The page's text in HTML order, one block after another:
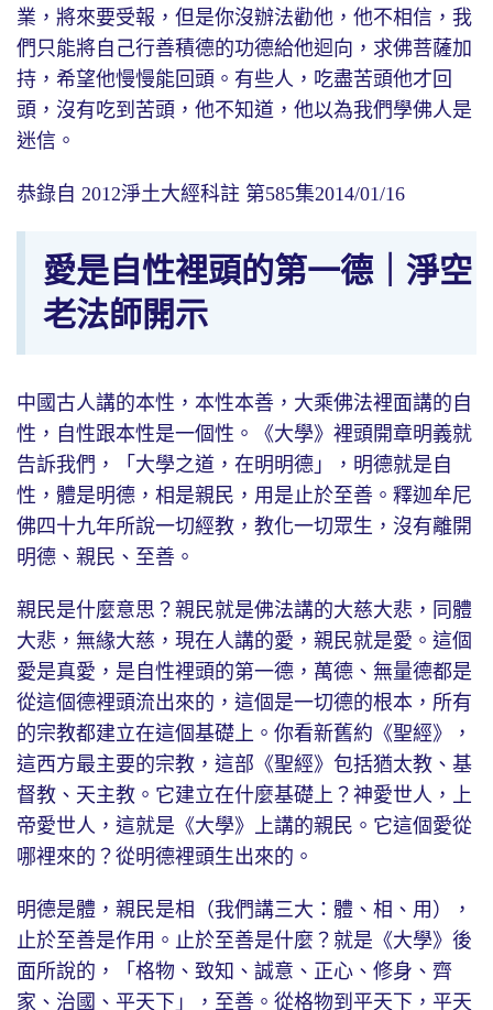
業，將來要受報，但是你沒辦法勸他，他不相信，我
們只能將自己行善積德的功德給他迴向，求佛菩薩加
持，希望他慢慢能回頭。有些人，吃盡苦頭他才回
頭，沒有吃到苦頭，他不知道，他以為我們學佛人是
迷信。
恭錄自 2012淨土大經科註 第585集2014/01/16
愛是自性裡頭的第一德｜淨空
老法師開示
中國古人講的本性，本性本善，大乘佛法裡面講的自
性，自性跟本性是一個性。《大學》裡頭開章明義就
告訴我們，「大學之道，在明明德」，明德就是自
性，體是明德，相是親民，用是止於至善。釋迦牟尼
佛四十九年所說一切經教，教化一切眾生，沒有離開
明德、親民、至善。
親民是什麼意思？親民就是佛法講的大慈大悲，同體
大悲，無緣大慈，現在人講的愛，親民就是愛。這個
愛是真愛，是自性裡頭的第一德，萬德、無量德都是
從這個德裡頭流出來的，這個是一切德的根本，所有
的宗教都建立在這個基礎上。你看新舊約《聖經》，
這西方最主要的宗教，這部《聖經》包括猶太教、基
督教、天主教。它建立在什麼基礎上？神愛世人，上
帝愛世人，這就是《大學》上講的親民。它這個愛從
哪裡來的？從明德裡頭生出來的。
明德是體，親民是相（我們講三大：體、相、用），
止於至善是作用。止於至善是什麼？就是《大學》後
面所說的，「格物、致知、誠意、正心、修身、齊
家、治國、平天下」，至善。從格物到平天下，平天